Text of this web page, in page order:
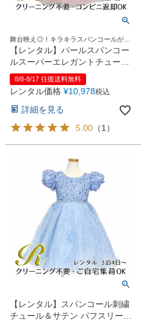
舞台映え◎！キラキラスパンコールがい
っぱいのドレス
【レンタル】パールスパンコー
ルスーパーエレガントチュール
子供ドレス(cdc5008)ブラッシ
ュピンク
8/8-8/17 往復送料無料
レンタル価格 ¥10,978税込
詳細を見る
5.00 （1 ）
【レンタル】スパンコール刺繍
チュール＆サテン パフスリーブ